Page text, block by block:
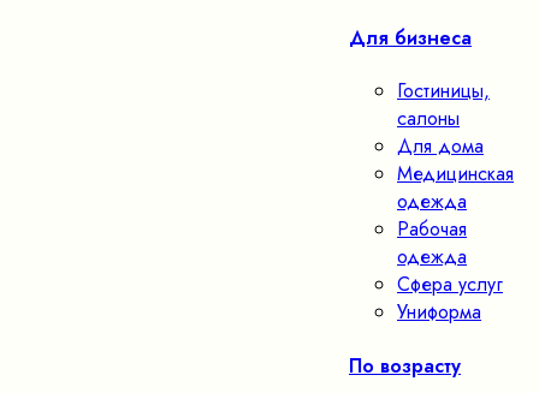
Для бизнеса
Гостиницы,
салоны
Для дома
Медицинская
одежда
Рабочая
одежда
Сфера услуг
Униформа
По возрасту